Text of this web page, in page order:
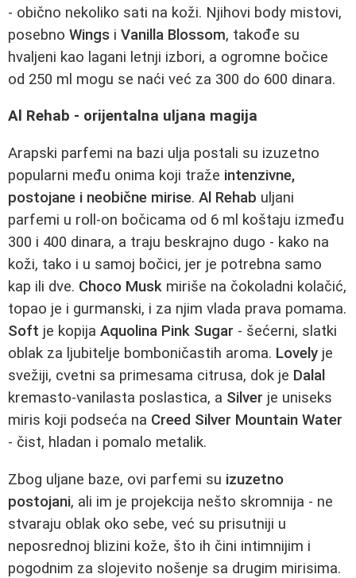
- obično nekoliko sati na koži. Njihovi body mistovi,
posebno Wings i Vanilla Blossom, takođe su
hvaljeni kao lagani letnji izbori, a ogromne bočice
od 250 ml mogu se naći već za 300 do 600 dinara.
Al Rehab - orijentalna uljana magija
Arapski parfemi na bazi ulja postali su izuzetno
popularni među onima koji traže intenzivne,
postojane i neobične mirise. Al Rehab uljani
parfemi u roll-on bočicama od 6 ml koštaju između
300 i 400 dinara, a traju beskrajno dugo - kako na
koži, tako i u samoj bočici, jer je potrebna samo
kap ili dve. Choco Musk miriše na čokoladni kolačić,
topao je i gurmanski, i za njim vlada prava pomama.
Soft je kopija Aquolina Pink Sugar - šećerni, slatki
oblak za ljubitelje bomboničastih aroma. Lovely je
svežiji, cvetni sa primesama citrusa, dok je Dalal
kremasto-vanilasta poslastica, a Silver je uniseks
miris koji podseća na Creed Silver Mountain Water
- čist, hladan i pomalo metalik.
Zbog uljane baze, ovi parfemi su izuzetno
postojani, ali im je projekcija nešto skromnija - ne
stvaraju oblak oko sebe, već su prisutniji u
neposrednoj blizini kože, što ih čini intimnijim i
pogodnim za slojevito nošenje sa drugim mirisima.